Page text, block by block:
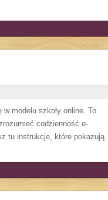
modelu szkoły online. To
codzienność e-
tu instrukcje, które pokazują